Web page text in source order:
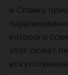
и Спайку
которого
этот сюжет